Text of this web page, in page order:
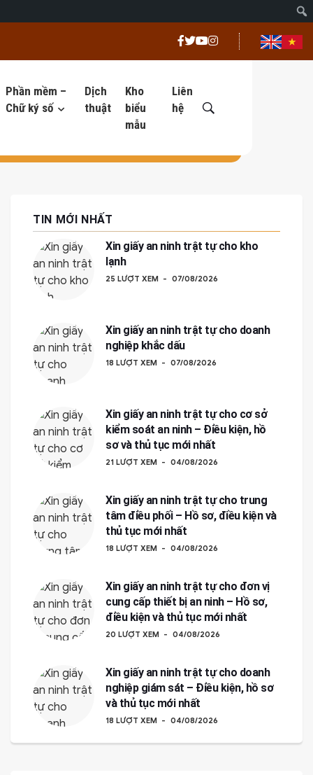
Phần mềm –
Chữ ký số
Dịch
thuật
Kho
biểu
mẫu
Liên
hệ
TIN MỚI NHẤT
Xin giấy an ninh trật tự cho kho
lạnh
25 LƯỢT XEM 07/08/2026
Xin giấy an ninh trật tự cho doanh
nghiệp khắc dấu
18 LƯỢT XEM 07/08/2026
Xin giấy an ninh trật tự cho cơ sở
kiểm soát an ninh – Điều kiện, hồ
sơ và thủ tục mới nhất
21 LƯỢT XEM 04/08/2026
Xin giấy an ninh trật tự cho trung
tâm điều phối – Hồ sơ, điều kiện và
thủ tục mới nhất
18 LƯỢT XEM 04/08/2026
Xin giấy an ninh trật tự cho đơn vị
cung cấp thiết bị an ninh – Hồ sơ,
điều kiện và thủ tục mới nhất
20 LƯỢT XEM 04/08/2026
Xin giấy an ninh trật tự cho doanh
nghiệp giám sát – Điều kiện, hồ sơ
và thủ tục mới nhất
18 LƯỢT XEM 04/08/2026